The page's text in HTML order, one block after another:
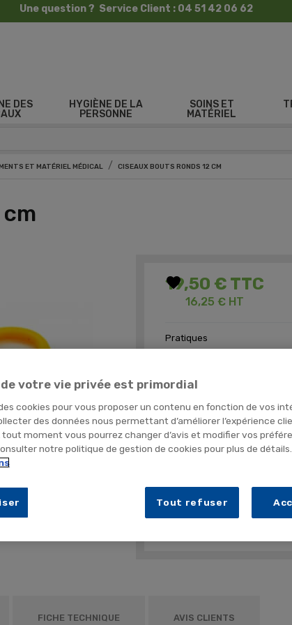
Une question ? Service Client : 04 51 42 06 62
DES
HYGIÈNE DE LA
PERSONNE
SOINS ET
MATÉRIEL
ET MATÉRIEL MÉDICAL CISEAUX BOUTS RONDS 12 CM
19,50 € TTC
16,25 € HT
favorite
Pratiques
Conditionnement
BOITE (x25
FICHE TECHNIQUE AVIS CLIENTS
votre vie privée est primordial
cookies pour vous proposer un contenu en fonction de vos
des données nous permettant d’améliorer l’expérience
moment vous pourrez changer d’avis et modifier vos
notre politique de gestion de cookies pour plus de détails.
Tout refuser